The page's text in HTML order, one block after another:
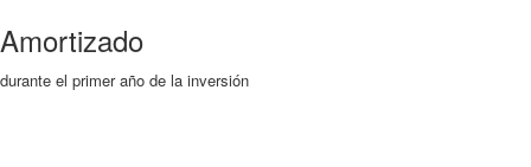
Amortizado
durante el primer año de la inversión